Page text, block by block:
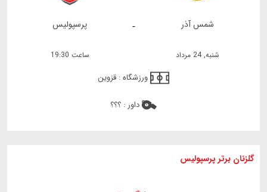
- شمس آذر پرسپولیس
شنبه, 24 مرداد ساعت 19:30
ورزشگاه : قزوین
داور : ؟؟؟
گلزنان برتر پرسپولیس